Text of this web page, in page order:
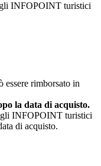
INFOPOINT turistici
essere rimborsato in
la data di acquisto.
INFOPOINT turistici
di acquisto.